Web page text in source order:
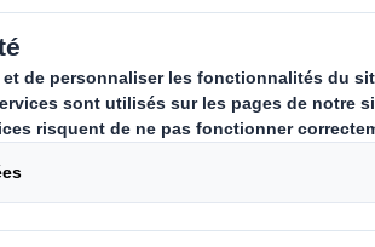
de devenir le
Nous
des solutions